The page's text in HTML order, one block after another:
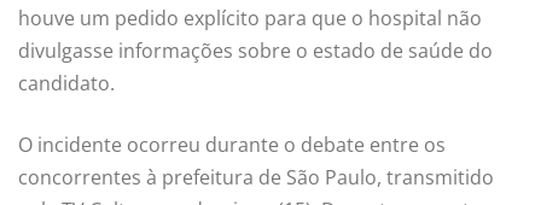
houve um pedido explícito para que o hospital não
divulgasse informações sobre o estado de saúde do
candidato.
O incidente ocorreu durante o debate entre os
concorrentes à prefeitura de São Paulo, transmitido